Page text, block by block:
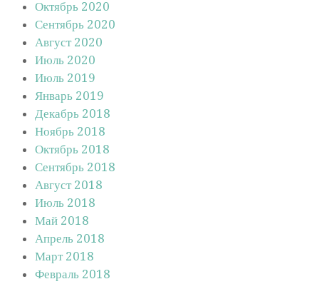
Октябрь 2020
Сентябрь 2020
Август 2020
Июль 2020
Июль 2019
Январь 2019
Декабрь 2018
Ноябрь 2018
Октябрь 2018
Сентябрь 2018
Август 2018
Июль 2018
Май 2018
Апрель 2018
Март 2018
Февраль 2018